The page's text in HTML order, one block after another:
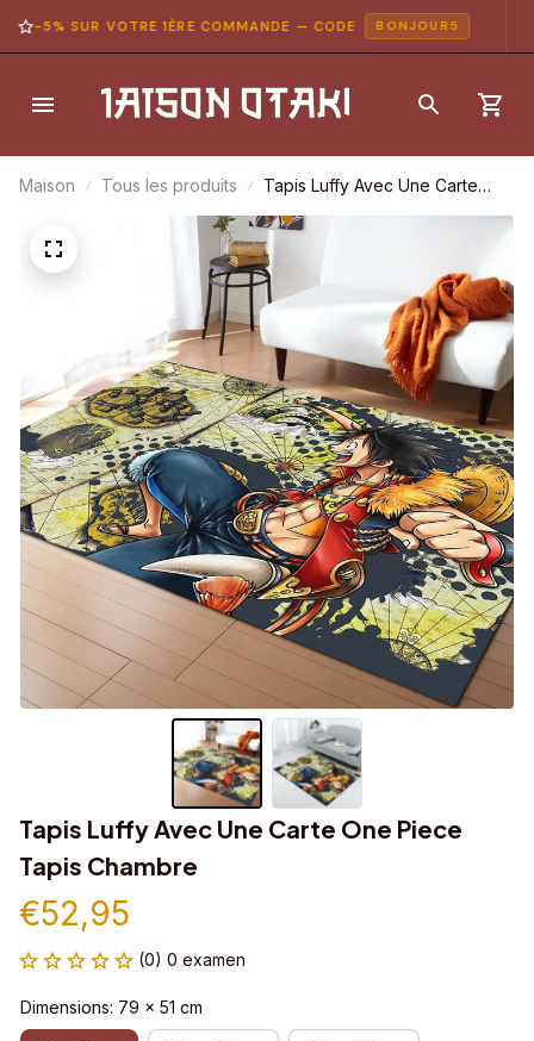
-5% SUR VOTRE 1ÈRE COMMANDE — CODE BONJOUR5
Maison Tous les produits
Tapis Luffy Avec Une Carte
One Piece Tapis Chambre
Tapis Luffy Avec Une Carte One Piece
Tapis Chambre
€52,95
(0) 0 examen
Dimensions: 79 x 51 cm